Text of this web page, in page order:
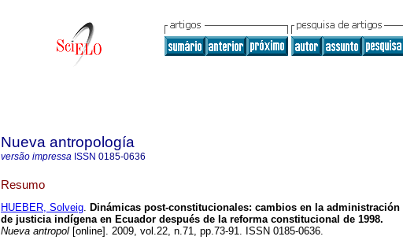
Nueva antropología
versão impressa ISSN 0185-0636
Resumo
HUEBER, Solveig. Dinámicas post-constitucionales: cambios en la administración
de justicia indígena en Ecuador después de la reforma constitucional de 1998.
Nueva antropol [online]. 2009, vol.22, n.71, pp.73-91. ISSN 0185-0636.